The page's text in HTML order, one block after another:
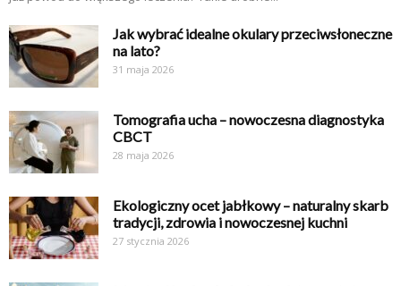
Jak wybrać idealne okulary przeciwsłoneczne
na lato?
31 maja 2026
Tomografia ucha – nowoczesna diagnostyka
CBCT
28 maja 2026
Ekologiczny ocet jabłkowy – naturalny skarb
tradycji, zdrowia i nowoczesnej kuchni
27 stycznia 2026